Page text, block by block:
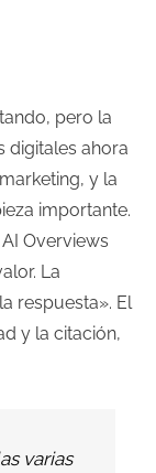
pero la
digitales ahora
y la
importante.
Overviews
La
respuesta». El
y la citación,
varias